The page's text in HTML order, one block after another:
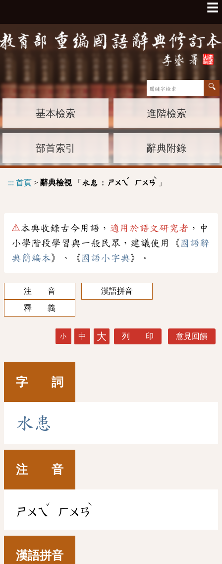
☰
基本檢索 進階檢索
部首索引 辭典附錄
::: 首頁 > 辭典檢視「 水患 : ㄕㄨㄟ
ˇ
ㄏㄨㄢ
ˋ
」
⚠本典收錄古今用語， 適用於語文研究者 ，中
小學階段學習與一般民眾，建議使用《 國語辭
典簡編本》、《 國語小字典》。
注 音
漢語拼音
釋 義
小 中 大 列 印 意見回饋
字 詞
水患
注 音
ㄕㄨㄟ
ˇ
ㄏㄨㄢ
ˋ
漢語拼音